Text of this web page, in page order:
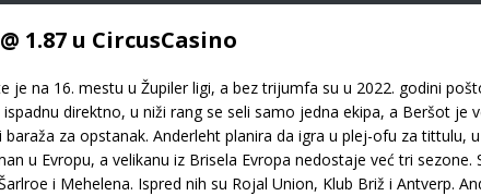
1.87 u CircusCasino
na 16. mestu u Župiler ligi, a bez trijumfa su u 2022. godini
direktno, u niži rang se seli samo jedna ekipa, a Beršot je
za opstanak. Anderleht planira da igra u plej-ofu za tittulu,
u Evropu, a velikanu iz Brisela Evropa nedostaje već tri
i Mehelena. Ispred nih su Rojal Union, Klub Briž i Antverp.